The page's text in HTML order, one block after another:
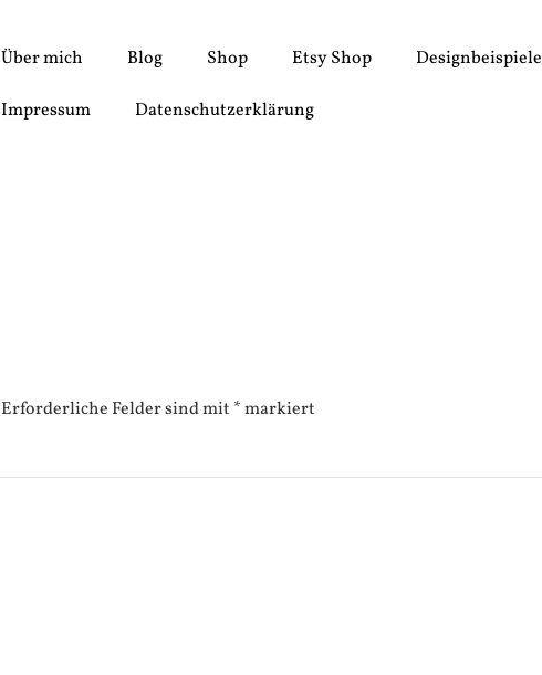
Über mich Blog Shop Etsy Shop Designbeispiele
Impressum Datenschutzerklärung
Erforderliche Felder sind mit *markiert